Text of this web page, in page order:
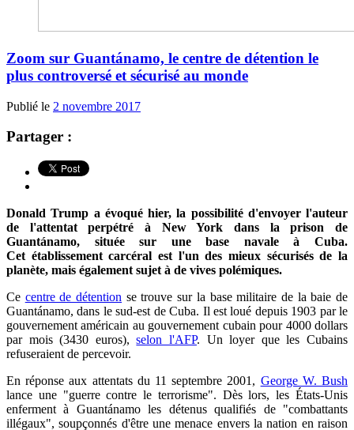
Zoom sur Guantánamo, le centre de détention le
plus controversé et sécurisé au monde
Publié le 2 novembre 2017
Partager :
Donald Trump a évoqué hier, la possibilité d'envoyer l'auteur
de l'attentat perpétré à New York dans la prison de
Guantánamo, située sur une base navale à Cuba.
Cet établissement carcéral est l'un des mieux sécurisés de la
planète, mais également sujet à de vives polémiques.
Ce centre de détention se trouve sur la base militaire de la baie de
Guantánamo, dans le sud-est de Cuba. Il est loué depuis 1903 par le
gouvernement américain au gouvernement cubain pour 4000 dollars
par mois (3430 euros),selon l'AFP. Un loyer que les Cubains
refuseraient de percevoir.
En réponse aux attentats du 11 septembre 2001, George W. Bush
lance une "guerre contre le terrorisme". Dès lors, lesÉtats-Unis
enferment à Guantánamoles détenus qualifiés de "combattants
illégaux", soupçonnés d'être une menace envers la nation en raison